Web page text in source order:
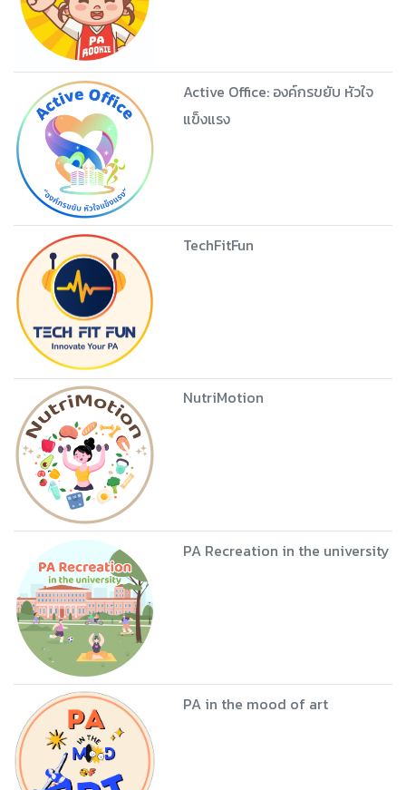
Active Office: องค์กรขยับ หัวใจ
แข็งแรง
TechFitFun
NutriMotion
PA Recreation in the university
PA in the mood of art